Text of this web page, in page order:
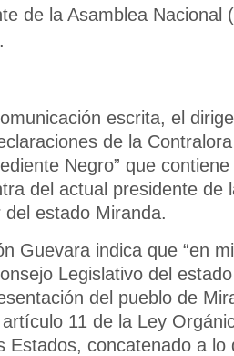
de la Asamblea Nacional
escrita, el
de la
Negro” que
del actual presidente de
estado Miranda.
Guevara indica que “en
Legislativo del
del pueblo de
11 de la Ley
Estados, concatenado a